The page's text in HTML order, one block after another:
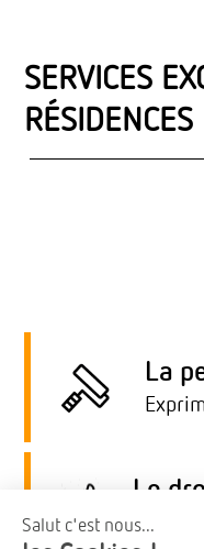
SERVICES
RÉSIDENCES
La
Le
Avoir